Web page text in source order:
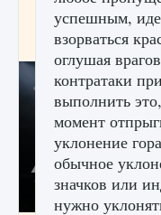
оружия в MW3 и
9 августа 2024
успешным,
взорваться
оглушая
контратаки
выполнить
момент
уклонение
обычное
значков или
нужно